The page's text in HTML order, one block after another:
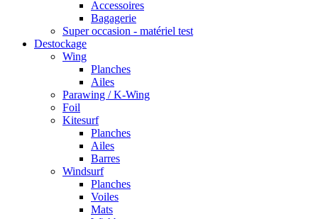
Accessoires
Bagagerie
Super occasion - matériel test
Destockage
Wing
Planches
Ailes
Parawing / K-Wing
Foil
Kitesurf
Planches
Ailes
Barres
Windsurf
Planches
Voiles
Mats